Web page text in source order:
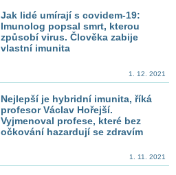
Jak lidé umírají s covidem-19:
Imunolog popsal smrt, kterou
způsobí virus. Člověka zabije
vlastní imunita
1. 12. 2021
Nejlepší je hybridní imunita, říká
profesor Václav Hořejší.
Vyjmenoval profese, které bez
očkování hazardují se zdravím
1. 11. 2021